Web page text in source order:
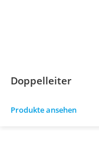
Doppelleiter
Produkte ansehen